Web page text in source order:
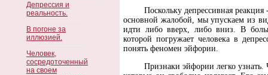
Депрессия и
реальность.
В погоне за
иллюзией.
Человек,
сосредоточенный
на своем
Поскольку депрессивная реакция
основной жалобой, мы упускаем из
идти либо вверх, либо вниз. В
которой погружает человека в
понять феномен эйфории.
Признаки эйфории легко